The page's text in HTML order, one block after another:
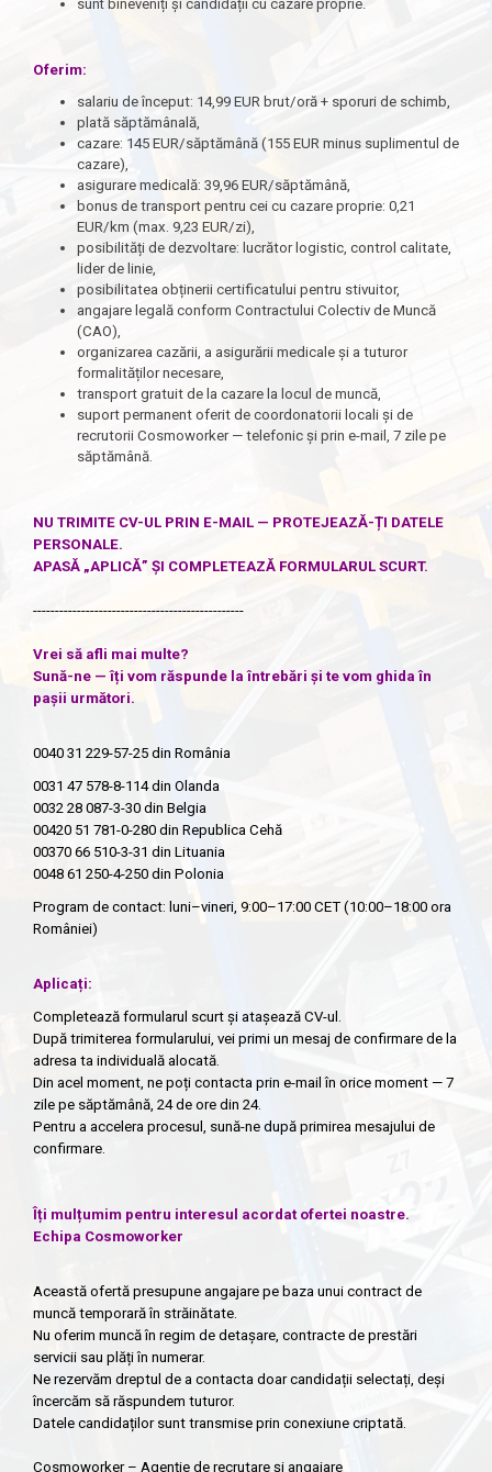
sunt bineveniți și candidații cu cazare proprie.
Oferim:
salariu de început: 14,99 EUR brut/oră + sporuri de schimb,
plată săptămânală,
cazare: 145 EUR/săptămână (155 EUR minus suplimentul de
cazare),
asigurare medicală: 39,96 EUR/săptămână,
bonus de transport pentru cei cu cazare proprie: 0,21
EUR/km (max. 9,23 EUR/zi),
posibilități de dezvoltare: lucrător logistic, control calitate,
lider de linie,
posibilitatea obținerii certificatului pentru stivuitor,
angajare legală conform Contractului Colectiv de Muncă
(CAO),
organizarea cazării, a asigurării medicale și a tuturor
formalităților necesare,
transport gratuit de la cazare la locul de muncă,
suport permanent oferit de coordonatorii locali și de
recrutorii Cosmoworker — telefonic și prin e-mail, 7 zile pe
săptămână.
NU TRIMITE CV-UL PRIN E-MAIL — PROTEJEAZĂ-ȚI DATELE
PERSONALE.
APASĂ „APLICĂ” ȘI COMPLETEAZĂ FORMULARUL SCURT.
------------------------------------------------
Vrei să afli mai multe?
Sună-ne — îți vom răspunde la întrebări și te vom ghida în
pașii următori.
0040 31 229-57-25 din România
0031 47 578-8-114din Olanda
0032 28 087-3-30 din Belgia
00420 51 781-0-280 din Republica Cehă
00370 66 510-3-31 din Lituania
0048 61 250-4-250 din Polonia
Program de contact: luni–vineri, 9:00–17:00 CET (10:00–18:00 ora
României)
Aplicați:
Completează formularul scurt și atașează CV-ul.
După trimiterea formularului, vei primi un mesaj de confirmare de la
adresa ta individuală alocată.
Din acel moment, ne poți contacta prin e-mail în orice moment — 7
zile pe săptămână, 24 de ore din 24.
Pentru a accelera procesul, sună-ne după primirea mesajului de
confirmare.
Îți mulțumim pentru interesul acordat ofertei noastre.
Echipa Cosmoworker
Această ofertă presupune angajare pe baza unui contract de
muncă temporară în străinătate.
Nu oferim muncă în regim de detașare, contracte de prestări
servicii sau plăți în numerar.
Ne rezervăm dreptul de a contacta doar candidații selectați, deși
încercăm să răspundem tuturor.
Datele candidaților sunt transmise prin conexiune criptată.
Cosmoworker – Agenție de recrutare și angajare